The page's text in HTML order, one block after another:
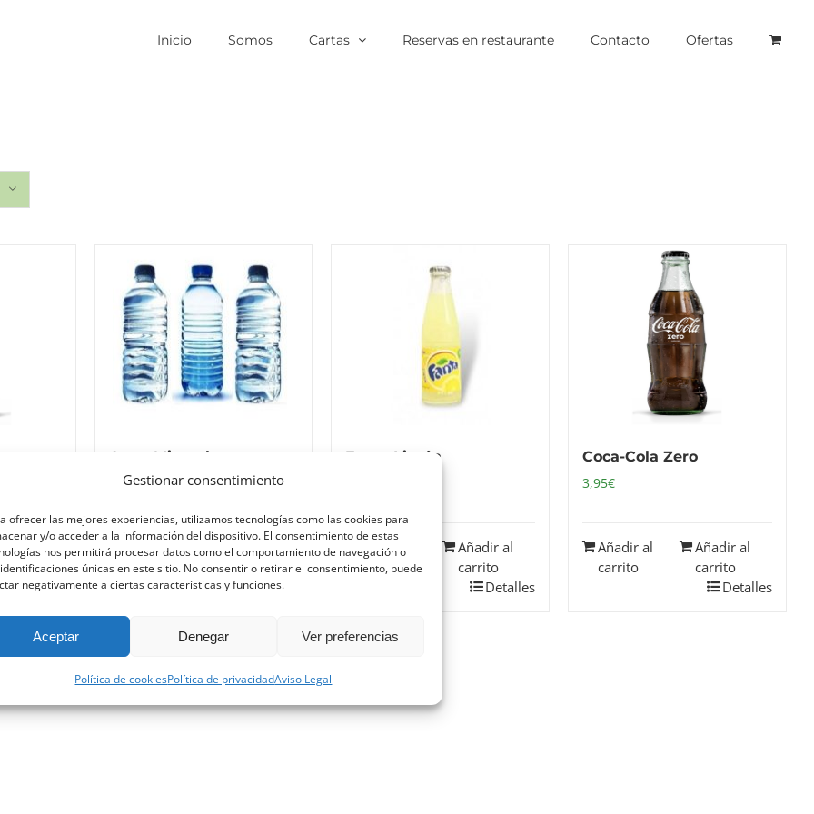
Gestionar consentimiento
ofrecer las mejores experiencias, utilizamos tecnologías como las cookies para
y/o acceder a la información del dispositivo. El consentimiento de estas
nos permitirá procesar datos como el comportamiento de navegación o
únicas en este sitio. No consentir o retirar el consentimiento, puede
negativamente a ciertas características y funciones.
Aceptar Denegar Ver preferencias
Política de cookiesPolítica de privacidadAviso Legal
Inicio Somos Cartas Reservas en restaurante Contacto Ofertas
al
Detalles
Agua Mineral
3,10€
Añadir al
carrito
Añadir al
carrito
Detalles
Fanta Limón
Añadir al
carrito
Añadir al
carrito
Detalles
Coca-Cola Zero
3,95€
Añadir al
carrito
Añadir al
carrito
Detalles